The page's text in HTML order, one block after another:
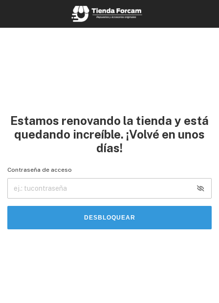
Estamos renovando la tienda y está
quedando increíble. ¡Volvé en unos
días!
Contraseña de acceso
DESBLOQUEAR